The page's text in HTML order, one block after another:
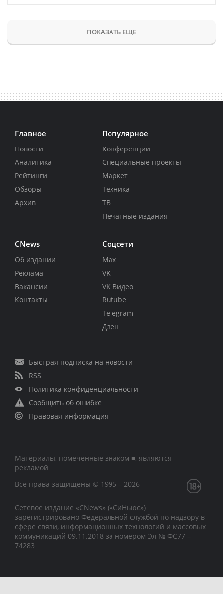
ПОКАЗАТЬ ЕЩЕ
Главное
Новости
Аналитика
Рейтинги
Обзоры
Архив
Популярное
Конференции
Специальные проекты
Маркет
Техника
ТВ
Печатные издания
CNews
Об издании
Реклама
Вакансии
Контакты
Соцсети
Max
VK
VK Видео
Rutube
Telegram
Дзен
Быстрая подписка на новости
RSS
Политика конфиденциальности
Сообщить об ошибке
Правовая информация
Материалы, помеченные знаком ■, являются
рекламой
Все права защищены © 1995 – 2026
Сетевое издание «CNews» («СиНьюс»)
зарегистрировано Федеральной службой по надзору в
сфере связи, информационных технологий и массовых
коммуникаций 09.11.2018 за номером Эл № ФС77 –
74283